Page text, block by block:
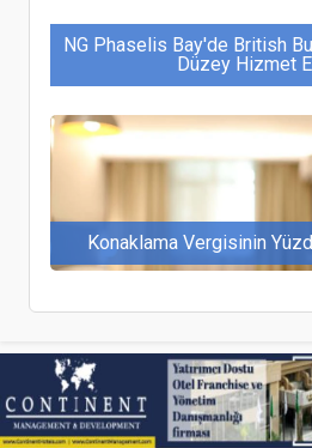
NG Phaselis Bay'de British
Düzey Hizmet
Konaklama Vergisinin
Antalya, Döşemealtı’na 4